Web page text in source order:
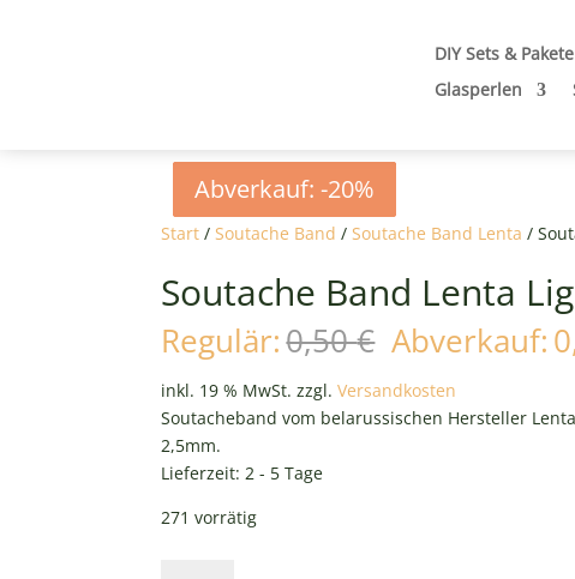
DIY Sets & Pakete
Glasperlen
Start /Soutache Band /Soutache Band Lenta /
Abverkauf: -20%
Soutache Band Lenta
Regulär:0,50€
Preis
war:
0,50 €
Abverkauf:
inkl. 19 % MwSt. zzgl.Versandkosten
Soutacheband vom belarussischen Hersteller
2,5mm.
Lieferzeit:2 - 5 Tage
271 vorrätig
Abverkauf: -20%
Abverkauf: -20%
Abverkauf: -20%